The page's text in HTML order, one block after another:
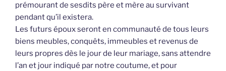
prémourant de sesdits père et mère au survivant
pendant qu’il existera.
Les futurs époux seront en communauté de tous leurs
biens meubles, conquêts, immeubles et revenus de
leurs propres dès le jour de leur mariage, sans attendre
l’an et jour indiqué par notre coutume, et pour